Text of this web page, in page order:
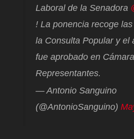
Laboral de la Senadora
! La ponencia recoge
la Consulta Popular y el
fue aprobado en
Representantes.
— Antonio Sanguino
(@AntonioSanguino)